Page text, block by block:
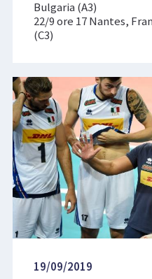
Bulgaria (A3)
22/9 ore 17 Nantes,
(C3)
19/09/2019